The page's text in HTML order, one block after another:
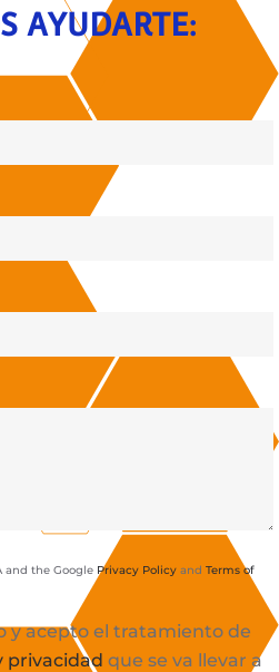
AYUDARTE:
and the Google Privacy Policy and Terms of
y acepto el tratamiento de
privacidad que se va llevar a